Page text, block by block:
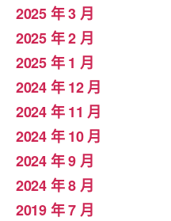
2025 年 3 月
2025 年 2 月
2025 年 1 月
2024 年 12 月
2024 年 11 月
2024 年 10 月
2024 年 9 月
2024 年 8 月
2019 年 7 月